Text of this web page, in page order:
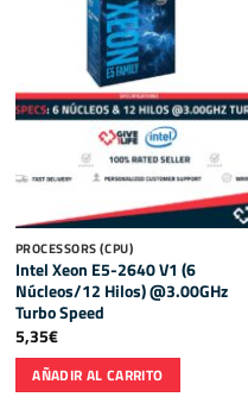
PROCESSORS (CPU)
Intel Xeon E5-2640 V1 (6
Núcleos/12 Hilos) @3.00GHz
Turbo Speed
5,35€
AÑADIR AL CARRITO